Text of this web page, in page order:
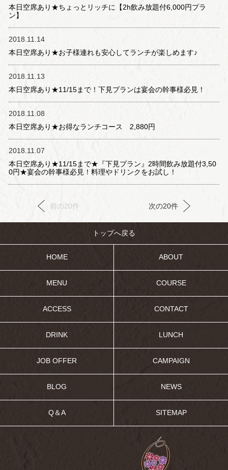
本日空席あり★ちょっとリッチに【2h飲み放題付6,000円プラ
ン】
2018.11.14
本日空席あり★お子様連れも安心してランチが楽しめます♪
2018.11.13
本日空席あり★11/15まで！下見プランは宴会の幹事様必見！
2018.11.08
本日空席あり★お得なランチコース 2,880円
2018.11.07
本日空席あり★11/15まで★『下見プラン』2時間飲み放題付3,50
0円★宴会の幹事様必見！料理やドリンクをお試し！
前の20件 次の20件
トップへ戻る
HOME ABOUT
MENU COURSE
ACCESS CONTACT
DRINK LUNCH
JOB OFFER CAMPAIGN
BLOG NEWS
Q＆A SITEMAP